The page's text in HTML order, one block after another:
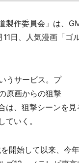
製作委員会」は、
日、人気漫画「ゴ
うサービス。プ
原画からの狙撃
は、狙撃シーンを見
いく。
開始して以来、今